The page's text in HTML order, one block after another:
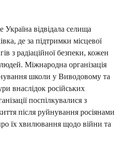
відвідала селища
де за підтримки місцевої
з радіаційної безпеки, кожен
Міжнародна організація
школи у Виводовому та
внаслідок російських
поспілкувалися з
після руйнування росіянами
їх хвилювання щодо війни та